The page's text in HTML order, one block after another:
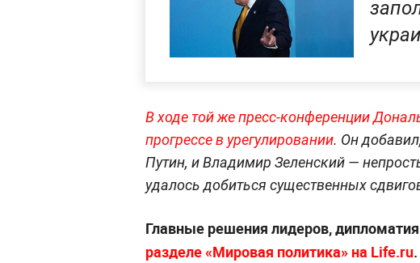
В ходе той же пресс-конференции
прогрессе в урегулировании. Он
Путин, и Владимир Зеленский —
удалось добиться существенных
Главные решения лидеров,
разделе «Мировая политика» на Life.ru.